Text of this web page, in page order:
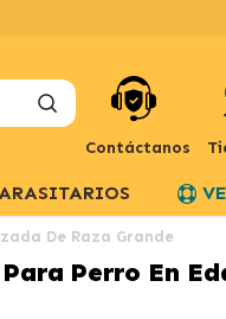
Contáctanos
De Raza Grande
Perro En